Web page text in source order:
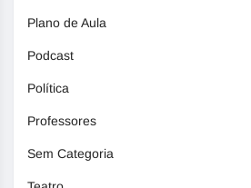
Plano de Aula
Podcast
Política
Professores
Sem Categoria